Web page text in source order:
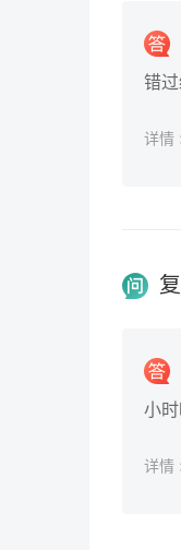
错
详情
小时
详情